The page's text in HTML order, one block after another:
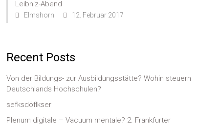
Leibniz-Abend
Elmshorn 12. Februar 2017
Recent Posts
Von der Bildungs- zur Ausbildungsstätte? Wohin steuern
Deutschlands Hochschulen?
sefksdöflkser
Plenum digitale – Vacuum mentale? 2. Frankfurter